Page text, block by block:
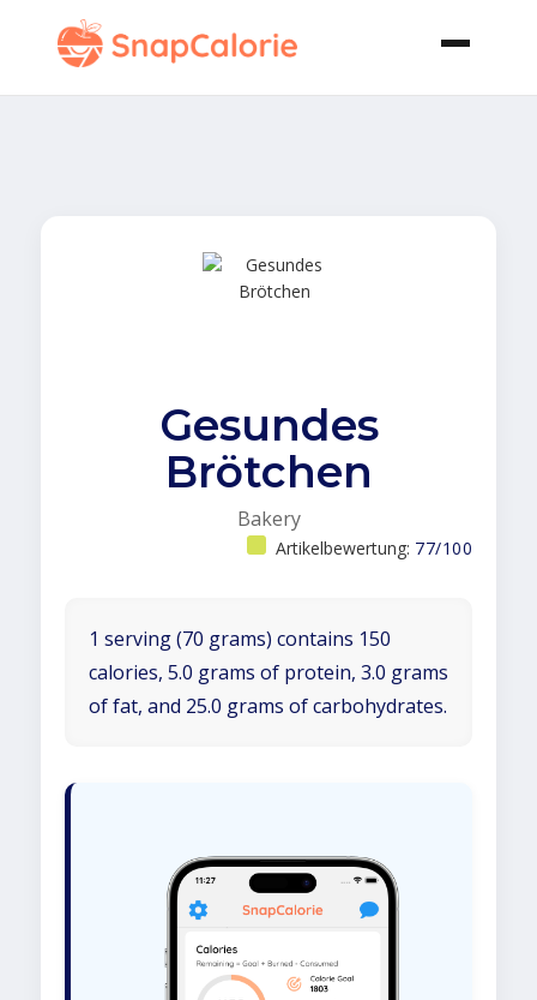
Gesundes
Brötchen
Bakery
Artikelbewertung: 77/100
1 serving (70 grams) contains 150
calories, 5.0 grams of protein, 3.0 grams
of fat, and 25.0 grams of carbohydrates.